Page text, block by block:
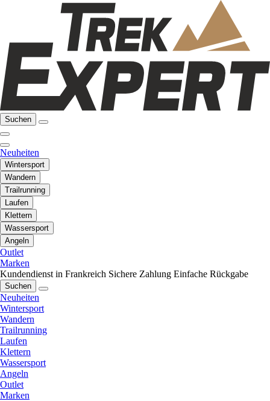
Suchen
Neuheiten
Wintersport
Wandern
Trailrunning
Laufen
Klettern
Wassersport
Angeln
Outlet
Marken
Kundendienst in Frankreich Sichere Zahlung Einfache Rückgabe
Suchen
Neuheiten
Wintersport
Wandern
Trailrunning
Laufen
Klettern
Wassersport
Angeln
Outlet
Marken